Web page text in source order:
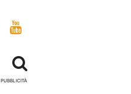
PUBBLICITÀ